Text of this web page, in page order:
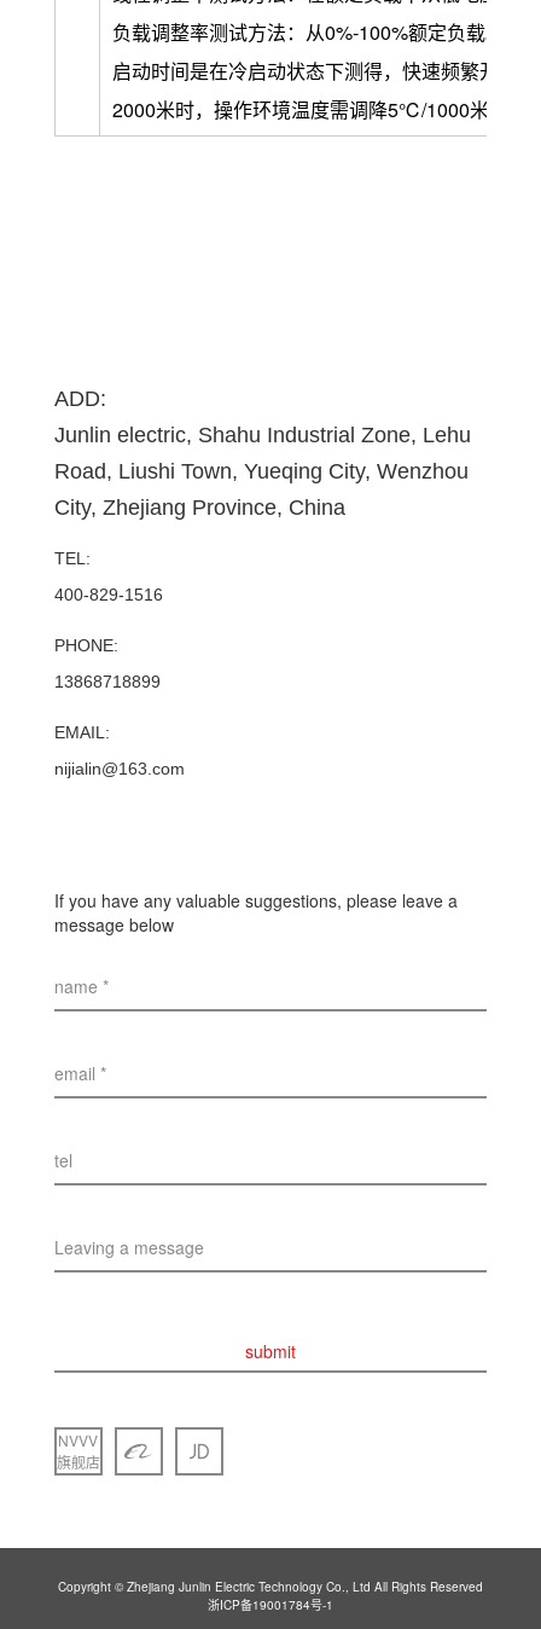
负载调整率测试方法：从0%-100%额定负载。
启动时间是在冷启动状态下测得，快速频繁开关
2000米时，操作环境温度需调降5℃/1000米
ADD:
Junlin electric, Shahu Industrial Zone, Lehu
Road, Liushi Town, Yueqing City, Wenzhou
City, Zhejiang Province, China
TEL:
400-829-1516
PHONE:
13868718899
EMAIL:
nijialin@163.com
If you have any valuable suggestions, please leave a
message below
name *
email *
tel
Leaving a message
submit
NVVV
旗舰店
Copyright © Zhejiang Junlin Electric Technology Co., Ltd All Rights Reserved
浙ICP备19001784号-1